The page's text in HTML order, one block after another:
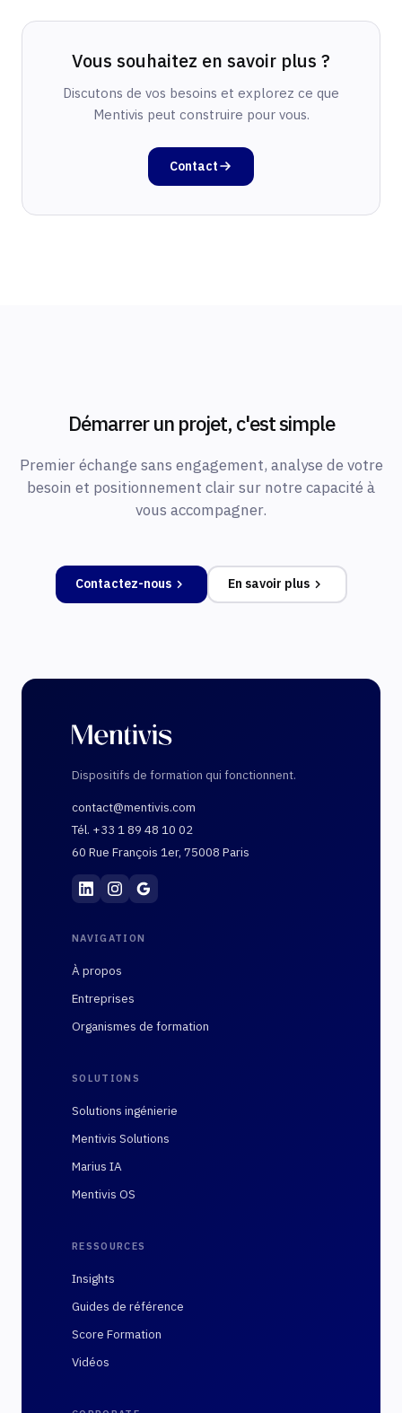
Vous souhaitez en savoir plus ?
Discutons de vos besoins et explorez ce que
Mentivis peut construire pour vous.
Contact
Démarrer un projet, c'est simple
Premier échange sans engagement, analyse de votre
besoin et positionnement clair sur notre capacité à
vous accompagner.
Contactez-nous En savoir plus
Dispositifs de formation qui fonctionnent.
contact@mentivis.com
Tél. +33 1 89 48 10 02
60 Rue François 1er, 75008 Paris
Mentivis ·01 89 48 10 02
NAVIGATION
À propos
Entreprises
Organismes de formation
SOLUTIONS
Solutions ingénierie
Mentivis Solutions
Marius IA
Mentivis OS
RESSOURCES
Insights
Guides de référence
Score Formation
Vidéos